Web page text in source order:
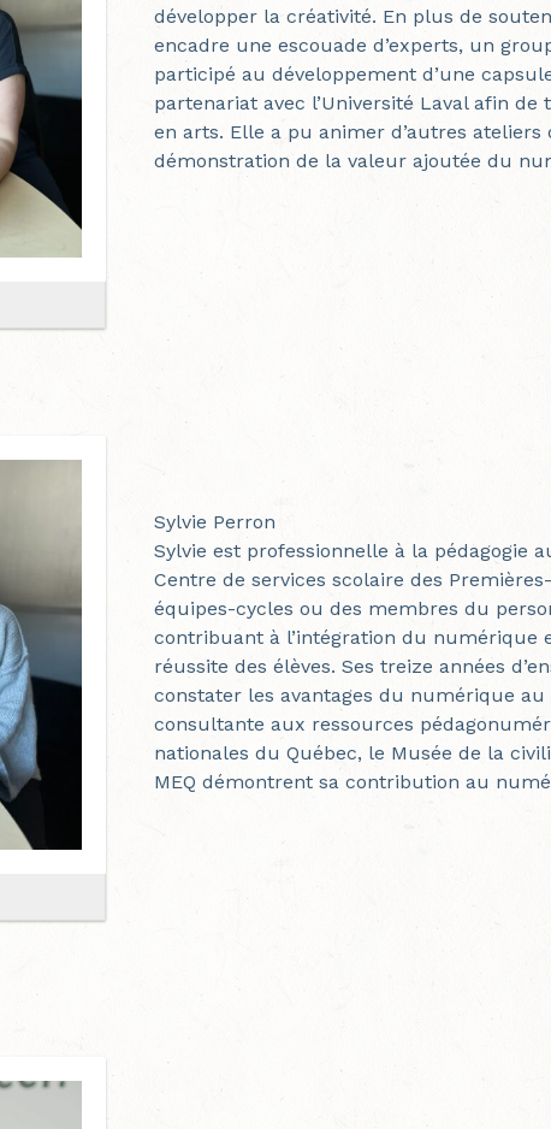
développer la créativité. En plus de
encadre une escouade d’experts, un
participé au développement d’une
partenariat avec l’Université Laval afin
en arts. Elle a pu animer d’autres
démonstration de la valeur ajoutée du
Sylvie Perron
Sylvie est professionnelle à la pédagogie
Centre de services scolaire des
équipes-cycles ou des membres du
contribuant à l’intégration du numérique
réussite des élèves. Ses treize années
constater les avantages du numérique au
consultante aux ressources
nationales du Québec, le Musée de la
MEQ démontrent sa contribution au